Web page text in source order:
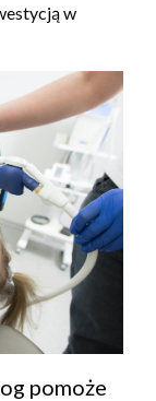
w
pomoże